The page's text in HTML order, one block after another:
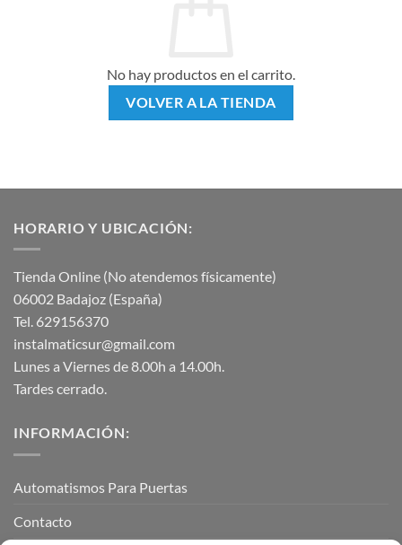
No hay productos en el carrito.
VOLVER A LA TIENDA
HORARIO Y UBICACIÓN:
Tienda Online (No atendemos físicamente)
06002 Badajoz (España)
Tel. 629156370
instalmaticsur@gmail.com
Lunes a Viernes de 8.00h a 14.00h.
Tardes cerrado.
INFORMACIÓN:
Automatismos Para Puertas
Contacto